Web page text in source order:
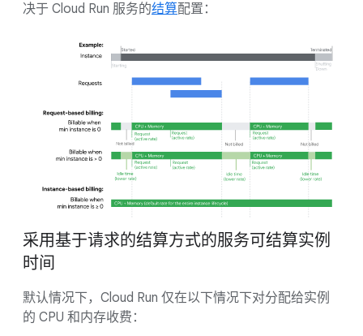
决于 Cloud Run 服务的结算配置：
采用基于请求的结算方式的服务可结算实例
时间
默认情况下，Cloud Run 仅在以下情况下对分配给实例
的 CPU 和内存收费：